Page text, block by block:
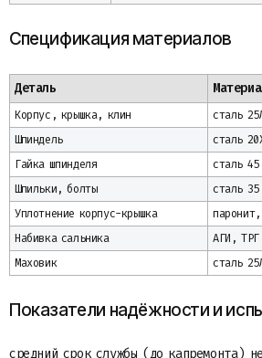
Спецификация материалов
Деталь
Корпус, крышка, клин
сталь
Шпиндель
сталь
Гайка шпинделя
сталь
Шпильки, болты
сталь 35
Уплотнение корпус-крышка
Набивка сальника
АГИ, ТРГ
Маховик
сталь
Показатели надёжности и
средний срок службы (до капремонта)